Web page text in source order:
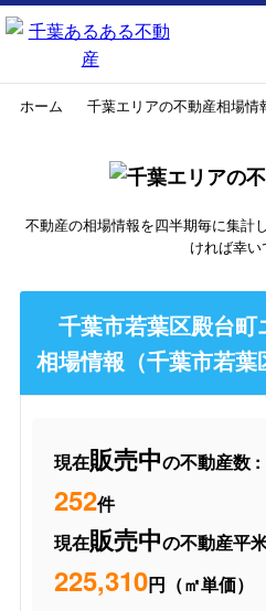
ホーム 千葉エリアの不動産相場情
不動産の相場情報を四半期毎に集計
ければ幸い
千葉市若葉区殿台町
相場情報（千葉市若葉
現在販売中の不動産数 :
252件
現在販売中の不動産平
225,310円（㎡単価）